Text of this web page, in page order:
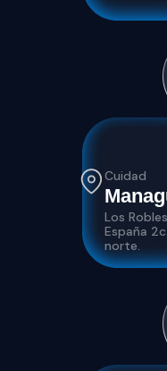
Cuidad
Los
España
norte.